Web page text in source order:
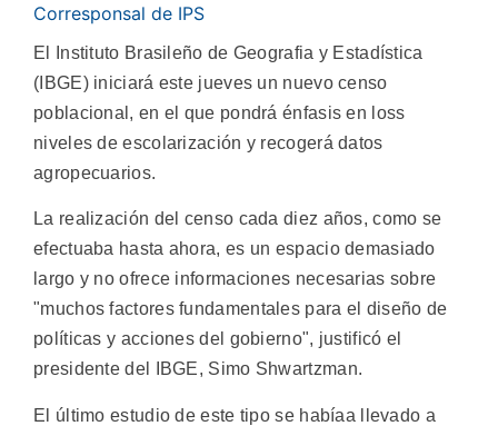
Corresponsal de IPS
El Instituto Brasileño de Geografia y Estadística
(IBGE) iniciará este jueves un nuevo censo
poblacional, en el que pondrá énfasis en loss
niveles de escolarización y recogerá datos
agropecuarios.
La realización del censo cada diez años, como se
efectuaba hasta ahora, es un espacio demasiado
largo y no ofrece informaciones necesarias sobre
"muchos factores fundamentales para el diseño de
políticas y acciones del gobierno", justificó el
presidente del IBGE, Simo Shwartzman.
El último estudio de este tipo se habíaa llevado a